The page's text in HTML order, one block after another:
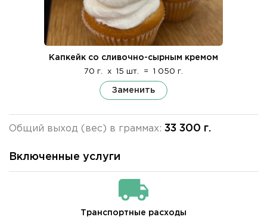
Капкейк со сливочно-сырным кремом
70 г. x 15 шт. = 1 050 г.
Заменить
Общий выход (вес) в граммах: 33 300 г.
Включенные услуги
Транспортные расходы